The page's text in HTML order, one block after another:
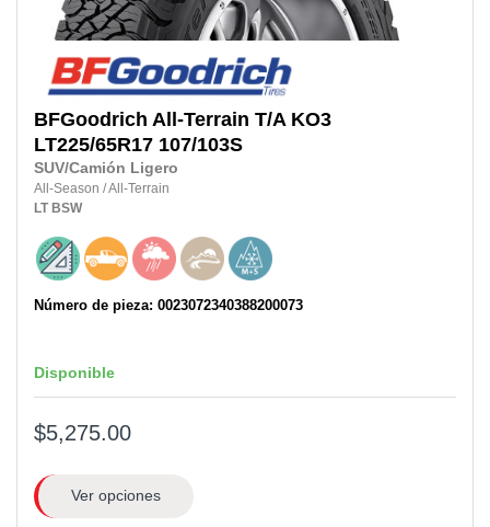
BFGoodrich All-Terrain T/A KO3
LT225/65R17 107/103S
SUV/Camión Ligero
All-Season /All-Terrain
LT BSW
Número de pieza: 0023072340388200073
Disponible
$5,275.00
Ver opciones